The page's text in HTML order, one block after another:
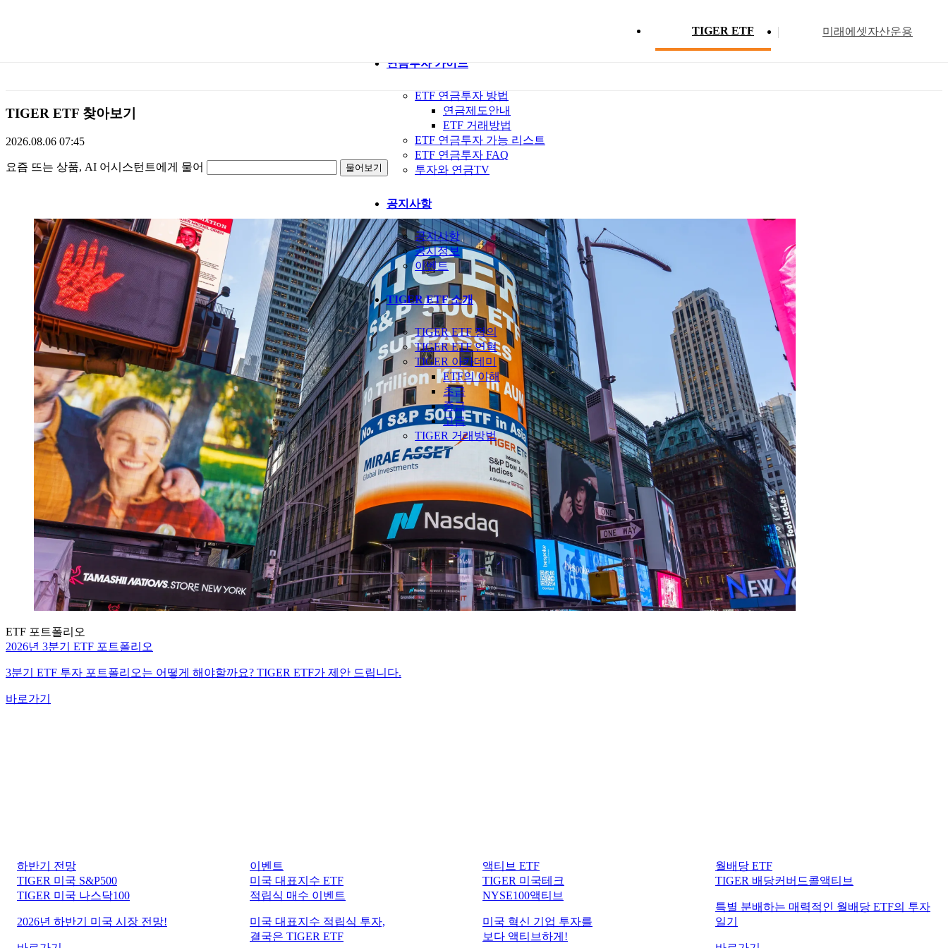
TIGER ETF 미래에셋자산운용
에
셋
TIGERETF
연금투자 가이드
ETF 연금투자 방법
연금제도안내
ETF 거래방법
ETF 연금투자 가능 리스트
ETF 연금투자 FAQ
투자와 연금TV
공지사항
공지사항
공시정보
이벤트
TIGER ETF 소개
TIGER ETF 정의
TIGER ETF 연혁
TIGER 아카데미
ETF의 이해
초급
중급
고급
TIGER 거래방법
ETF 분배금 현황
TIGER ETF 찾아보기
2026.08.06 07:45
물어보기
ETF 포트폴리오
2026년 3분기 ETF 포트폴리오
3분기 ETF 투자 포트폴리오는 어떻게 해야할까요? TIGER ETF가 제안 드립니다.
바로가기
하반기 전망
TIGER 미국 S&P500
TIGER 미국 나스닥100
2026년 하반기 미국 시장 전망!
이벤트
미국 대표지수 ETF
적립식 매수 이벤트
미국 대표지수 적립식 투자,
결국은 TIGER ETF
액티브 ETF
TIGER 미국테크
NYSE100액티브
미국 혁신 기업 투자를
보다 액티브하게!
월배당 ETF
TIGER 배당커버드콜액티브
특별 분배하는 매력적인 월배당 ETF의 투자
일기